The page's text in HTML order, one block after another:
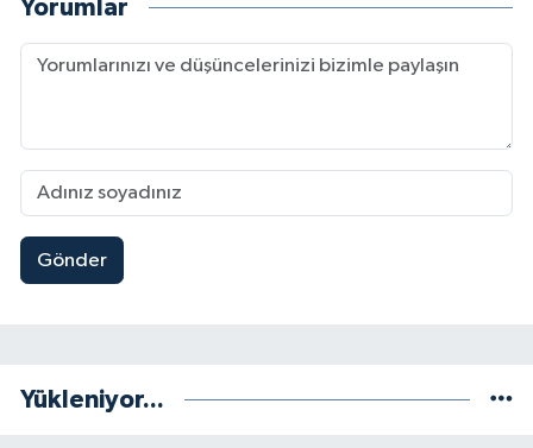
Yorumlar
Gönder
Yükleniyor...